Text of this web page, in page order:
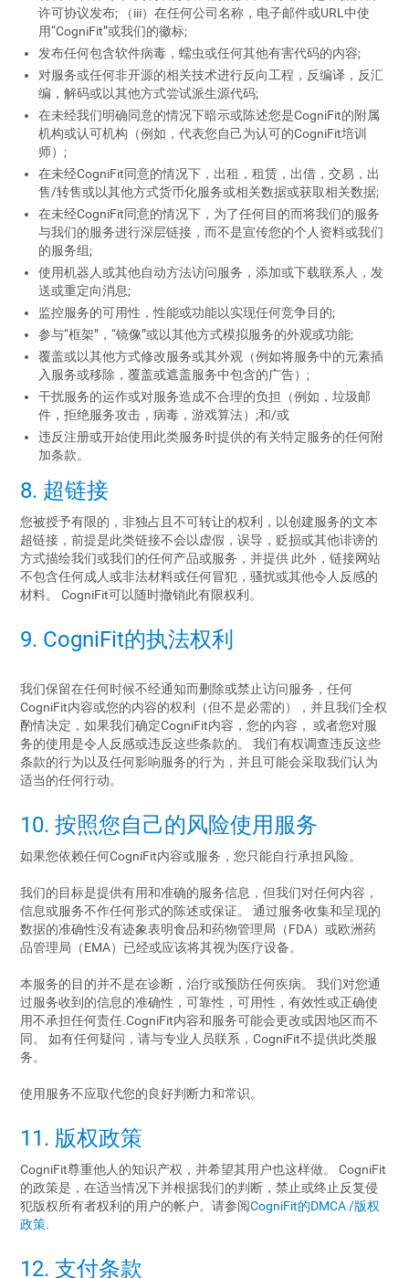
许可协议发布; （iii）在任何公司名称，电子邮件或URL中使
用“CogniFit”或我们的徽标;
发布任何包含软件病毒，蠕虫或任何其他有害代码的内容;
对服务或任何非开源的相关技术进行反向工程，反编译，反汇
编，解码或以其他方式尝试派生源代码;
在未经我们明确同意的情况下暗示或陈述您是CogniFit的附属
机构或认可机构（例如，代表您自己为认可的CogniFit培训
师）;
在未经CogniFit同意的情况下，出租，租赁，出借，交易，出
售/转售或以其他方式货币化服务或相关数据或获取相关数据;
在未经CogniFit同意的情况下，为了任何目的而将我们的服务
与我们的服务进行深层链接，而不是宣传您的个人资料或我们
的服务组;
使用机器人或其他自动方法访问服务，添加或下载联系人，发
送或重定向消息;
监控服务的可用性，性能或功能以实现任何竞争目的;
参与“框架”，“镜像”或以其他方式模拟服务的外观或功能;
覆盖或以其他方式修改服务或其外观（例如将服务中的元素插
入服务或移除，覆盖或遮盖服务中包含的广告）;
干扰服务的运作或对服务造成不合理的负担（例如，垃圾邮
件，拒绝服务攻击，病毒，游戏算法）;和/或
违反注册或开始使用此类服务时提供的有关特定服务的任何附
加条款。
8. 超链接
您被授予有限的，非独占且不可转让的权利，以创建服务的文本
超链接，前提是此类链接不会以虚假，误导，贬损或其他诽谤的
方式描绘我们或我们的任何产品或服务，并提供 此外，链接网站
不包含任何成人或非法材料或任何冒犯，骚扰或其他令人反感的
材料。 CogniFit可以随时撤销此有限权利。
9. CogniFit的执法权利
我们保留在任何时候不经通知而删除或禁止访问服务，任何
CogniFit内容或您的内容的权利（但不是必需的），并且我们全权
酌情决定，如果我们确定CogniFit内容，您的内容， 或者您对服
务的使用是令人反感或违反这些条款的。 我们有权调查违反这些
条款的行为以及任何影响服务的行为，并且可能会采取我们认为
适当的任何行动。
10. 按照您自己的风险使用服务
如果您依赖任何CogniFit内容或服务，您只能自行承担风险。
我们的目标是提供有用和准确的服务信息，但我们对任何内容，
信息或服务不作任何形式的陈述或保证。 通过服务收集和呈现的
数据的准确性没有迹象表明食品和药物管理局（FDA）或欧洲药
品管理局（EMA）已经或应该将其视为医疗设备。
本服务的目的并不是在诊断，治疗或预防任何疾病。 我们对您通
过服务收到的信息的准确性，可靠性，可用性，有效性或正确使
用不承担任何责任.CogniFit内容和服务可能会更改或因地区而不
同。 如有任何疑问，请与专业人员联系，CogniFit不提供此类服
务。
使用服务不应取代您的良好判断力和常识。
11. 版权政策
CogniFit尊重他人的知识产权，并希望其用户也这样做。 CogniFit
的政策是，在适当情况下并根据我们的判断，禁止或终止反复侵
犯版权所有者权利的用户的帐户。请参阅CogniFit的DMCA /版权
政策.
12. 支付条款